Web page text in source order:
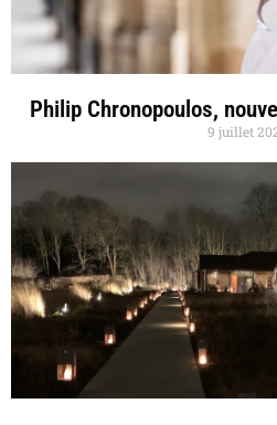
Philip Chronopoulos,
9 juillet